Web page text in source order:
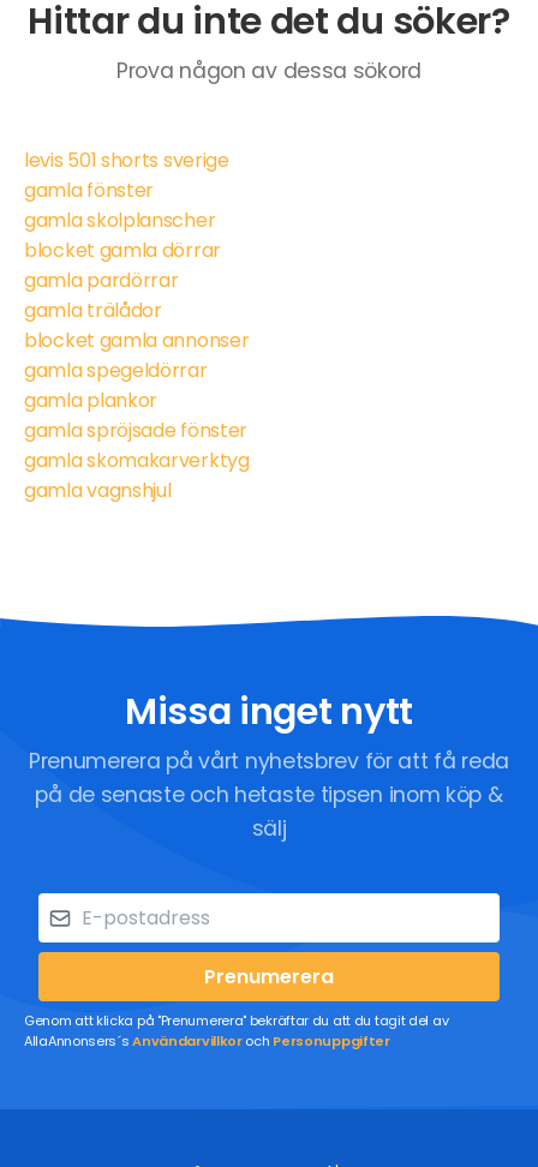
Hittar du inte det du söker?
Prova någon av dessa sökord
levis 501 shorts sverige
gamla fönster
gamla skolplanscher
blocket gamla dörrar
gamla pardörrar
gamla trälådor
blocket gamla annonser
gamla spegeldörrar
gamla plankor
gamla spröjsade fönster
gamla skomakarverktyg
gamla vagnshjul
Missa inget nytt
Prenumerera på vårt nyhetsbrev för att få reda
på de senaste och hetaste tipsen inom köp &
sälj
Prenumerera
Genom att klicka på "Prenumerera" bekräftar du att du tagit del av
AllaAnnonsers´sAnvändarvillkoroch Personuppgifter